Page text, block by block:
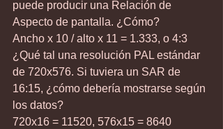
puede producir una Relación de
Aspecto de pantalla. ¿Cómo?
Ancho x 10 / alto x 11 = 1.333, o 4:3
¿Qué tal una resolución PAL estándar
de 720x576. Si tuviera un SAR de
16:15, ¿cómo debería mostrarse según
los datos?
720x16 = 11520, 576x15 = 8640